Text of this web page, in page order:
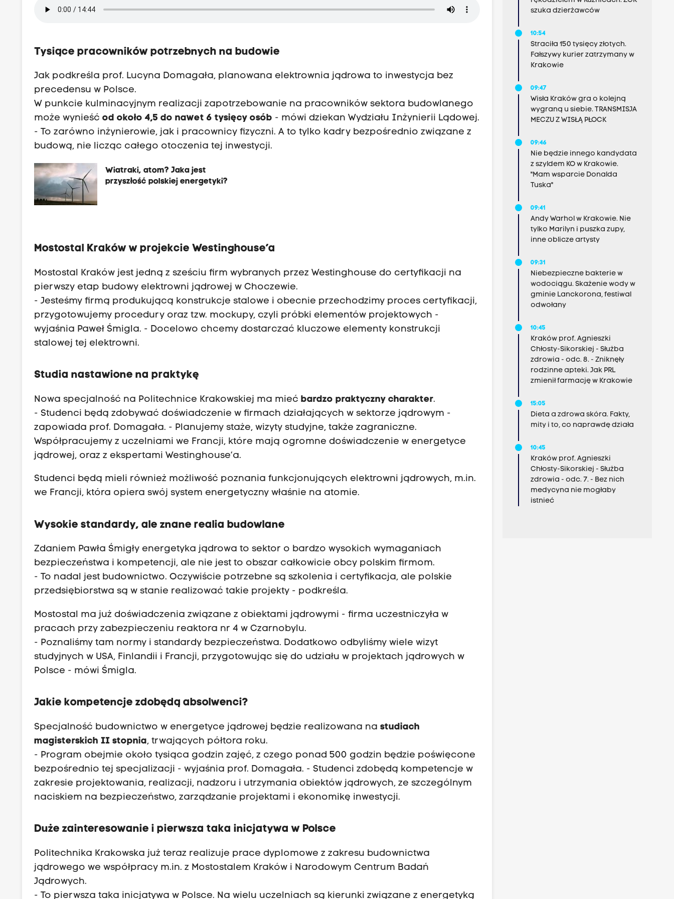
Tysiące pracowników potrzebnych na budowie
Jak podkreśla prof. Lucyna Domagała, planowana elektrownia jądrowa to inwestycja bez
precedensu w Polsce.
W punkcie kulminacyjnym realizacji zapotrzebowanie na pracowników sektora budowlanego
może wynieśćod około 4,5 do nawet 6 tysięcy osób - mówi dziekan Wydziału Inżynierii Lądowej.
- To zarówno inżynierowie, jak i pracownicy fizyczni. A to tylko kadry bezpośrednio związane z
budową, nie licząc całego otoczenia tej inwestycji.
Wiatraki, atom? Jaka jest
przyszłość polskiej energetyki?
Mostostal Kraków w projekcie Westinghouse’a
Mostostal Kraków jest jedną z sześciu firm wybranych przez Westinghouse do certyfikacji na
pierwszy etap budowy elektrowni jądrowej w Choczewie.
- Jesteśmy firmą produkującą konstrukcje stalowe i obecnie przechodzimy proces certyfikacji,
przygotowujemy procedury oraz tzw. mockupy, czyli próbki elementów projektowych -
wyjaśnia Paweł Śmigla. - Docelowo chcemy dostarczać kluczowe elementy konstrukcji
stalowej tej elektrowni.
Studia nastawione na praktykę
Nowa specjalność na Politechnice Krakowskiej ma miećbardzo praktyczny charakter.
- Studenci będą zdobywać doświadczenie w firmach działających w sektorze jądrowym -
zapowiada prof. Domagała. - Planujemy staże, wizyty studyjne, także zagraniczne.
Współpracujemy z uczelniami we Francji, które mają ogromne doświadczenie w energetyce
jądrowej, oraz z ekspertami Westinghouse’a.
Studenci będą mieli również możliwość poznania funkcjonujących elektrowni jądrowych, m.in.
we Francji, która opiera swój system energetyczny właśnie na atomie.
Wysokie standardy, ale znane realia budowlane
Zdaniem Pawła Śmigły energetyka jądrowa to sektor o bardzo wysokich wymaganiach
bezpieczeństwa i kompetencji, ale nie jest to obszar całkowicie obcy polskim firmom.
- To nadal jest budownictwo. Oczywiście potrzebne są szkolenia i certyfikacja, ale polskie
przedsiębiorstwa są w stanie realizować takie projekty - podkreśla.
Mostostal ma już doświadczenia związane z obiektami jądrowymi - firma uczestniczyła w
pracach przy zabezpieczeniu reaktora nr 4 w Czarnobylu.
- Poznaliśmy tam normy i standardy bezpieczeństwa. Dodatkowo odbyliśmy wiele wizyt
studyjnych w USA, Finlandii i Francji, przygotowując się do udziału w projektach jądrowych w
Polsce - mówi Śmigla.
Jakie kompetencje zdobędą absolwenci?
Specjalność budownictwo w energetyce jądrowej będzie realizowana nastudiach
magisterskich II stopnia, trwających półtora roku.
- Program obejmie około tysiąca godzin zajęć, z czego ponad 500 godzin będzie poświęcone
bezpośrednio tej specjalizacji - wyjaśnia prof. Domagała. - Studenci zdobędą kompetencje w
zakresie projektowania, realizacji, nadzoru i utrzymania obiektów jądrowych, ze szczególnym
naciskiem na bezpieczeństwo, zarządzanie projektami i ekonomikę inwestycji.
Duże zainteresowanie i pierwsza taka inicjatywa w Polsce
Politechnika Krakowska już teraz realizuje prace dyplomowe z zakresu budownictwa
jądrowego we współpracy m.in. z Mostostalem Kraków i Narodowym Centrum Badań
Jądrowych.
- To pierwsza taka inicjatywa w Polsce. Na wielu uczelniach są kierunki związane z energetyką
szuka dzierżawców
10:54
Straciła 150 tysięcy złotych.
Fałszywy kurier zatrzymany w
Krakowie
09:47
Wisła Kraków gra o kolejną
wygraną u siebie. TRANSMISJA
MECZU Z WISŁĄ PŁOCK
09:46
Nie będzie innego kandydata
z szyldem KO w Krakowie.
"Mam wsparcie Donalda
Tuska"
09:41
Andy Warhol w Krakowie. Nie
tylko Marilyn i puszka zupy,
inne oblicze artysty
09:31
Niebezpieczne bakterie w
wodociągu. Skażenie wody w
gminie Lanckorona, festiwal
odwołany
10:45
Kraków prof. Agnieszki
Chłosty-Sikorskiej - Służba
zdrowia - odc. 8. - Zniknęły
rodzinne apteki. Jak PRL
zmienił farmację w Krakowie
15:05
Dieta a zdrowa skóra. Fakty,
mity i to, co naprawdę działa
10:45
Kraków prof. Agnieszki
Chłosty-Sikorskiej - Służba
zdrowia - odc. 7. - Bez nich
medycyna nie mogłaby
istnieć